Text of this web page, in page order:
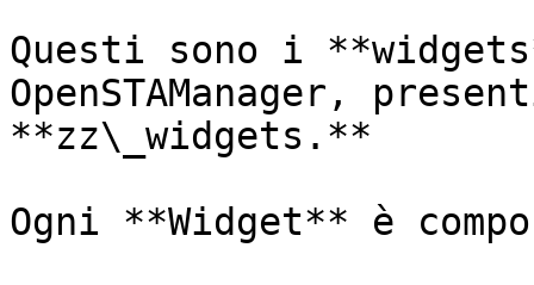
Questi sono i
OpenSTAManager,
**zz\_widgets.**
Ogni **Widget** è